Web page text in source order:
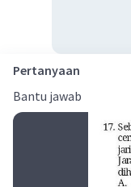
Pertanyaan
Bantu jawab